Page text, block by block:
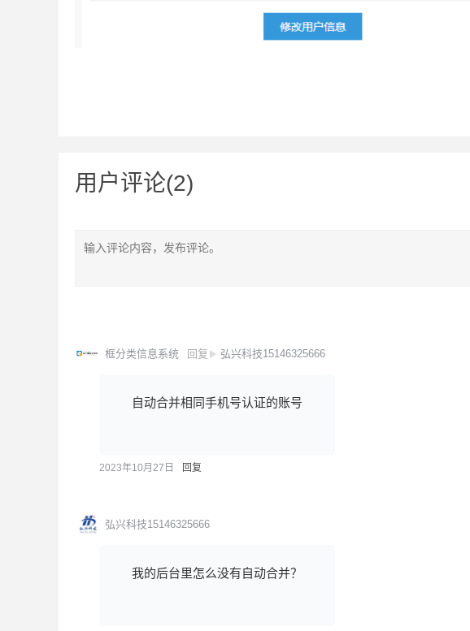
用户评论(2)
框分类信息系统 回复 弘兴科技15146325666
自动合并相同手机号认证的账号
2023年10月27日 回复
弘兴科技15146325666
我的后台里怎么没有自动合并？